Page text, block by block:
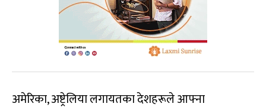
अमेरिका, अष्ट्रेलिया लगायतका देशहरूले आफ्ना